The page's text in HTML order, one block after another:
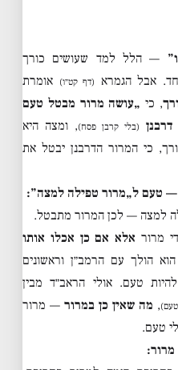
— הלל למד שעושים כורך
אבל הגמרא (דף קט״ו) אומרת
, כי „עושה מרור מבטל טעם
דרבנן (בלי קרבן פסח), ומצה היא
כי המרור הדרבנן יבטל את
למצה — לכן המרור מתבטל.
מרור אלא אם כן אכלו אותו
הולך עם הרמב״ן וראשונים
טעם. אולי הראב״ד מבין
, מה שאין כן במרור — מרור
טעם.